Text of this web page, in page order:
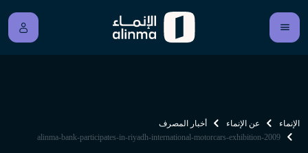
الإنماء عن الإنماء
أخبار المصرف
alinma-bank-participates-in-riyadh-international-motorcars-exhibition-2009